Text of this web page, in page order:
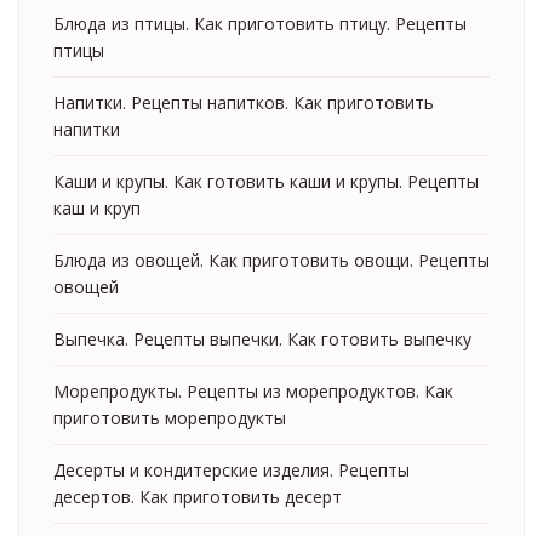
Блюда из птицы. Как приготовить птицу. Рецепты
птицы
Напитки. Рецепты напитков. Как приготовить
напитки
Каши и крупы. Как готовить каши и крупы. Рецепты
каш и круп
Блюда из овощей. Как приготовить овощи. Рецепты
овощей
Выпечка. Рецепты выпечки. Как готовить выпечку
Морепродукты. Рецепты из морепродуктов. Как
приготовить морепродукты
Десерты и кондитерские изделия. Рецепты
десертов. Как приготовить десерт